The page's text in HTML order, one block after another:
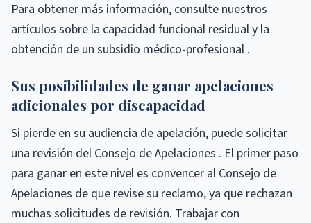
Para obtener más información, consulte nuestros
artículos sobre la capacidad funcional residual y la
obtención de un subsidio médico-profesional .
Sus posibilidades de ganar apelaciones
adicionales por discapacidad
Si pierde en su audiencia de apelación, puede solicitar
una revisión del Consejo de Apelaciones . El primer paso
para ganar en este nivel es convencer al Consejo de
Apelaciones de que revise su reclamo, ya que rechazan
muchas solicitudes de revisión. Trabajar con